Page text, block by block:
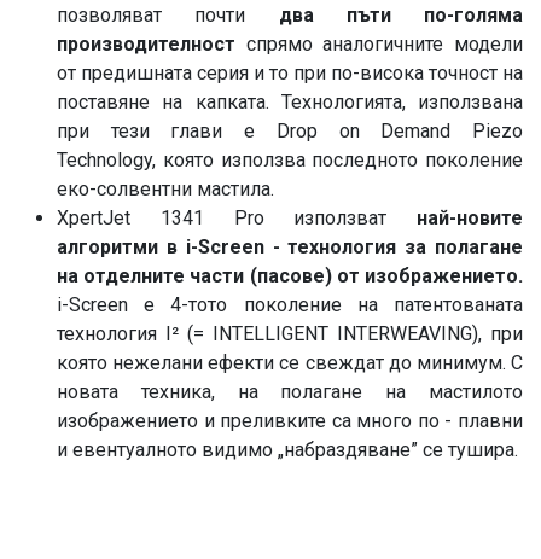
позволяват почти два пъти по-голяма
производителност спрямо аналогичните модели
от предишната серия и то при по-висока точност на
поставяне на капката. Технологията, използвана
при тези глави е Drop on Demand Piezo
Technology, която използва последното поколение
еко-солвентни мастила.
XpertJet 1341 Pro използват най-новите
алгоритми в i-Screen - технология за полагане
на отделните части (пасове) от изoбражението.
i-Screen e 4-тото поколение на патентованата
технология I² (= INTELLIGENT INTERWEAVING), при
която нежелани ефекти се свеждат до минимум. С
новата техника, на полагане на мастилото
изображението и преливките са много по - плавни
и евентуалното видимо „набраздяване” се тушира.